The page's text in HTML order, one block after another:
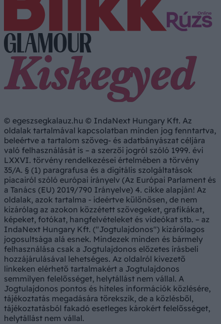
© egeszsegkalauz.hu © IndaNext Hungary Kft. Az
oldalak tartalmával kapcsolatban minden jog fenntartva,
beleértve a tartalom szöveg- és adatbányászat céljára
való felhasználását is – a szerzői jogról szóló 1999. évi
LXXVI. törvény rendelkezései értelmében a törvény
35/A. § (1) paragrafusa és a digitális szolgáltatások
piacairól szóló európai irányelv (Az Európai Parlament és
a Tanács (EU) 2019/790 Irányelve) 4. cikke alapján! Az
oldalak, azok tartalma - ideértve különösen, de nem
kizárólag az azokon közzétett szövegeket, grafikákat,
képeket, fotókat, hangfelvételeket és videókat stb. – az
IndaNext Hungary Kft. ("Jogtulajdonos") kizárólagos
jogosultsága alá esnek. Mindezek minden és bármely
felhasználása csak a Jogtulajdonos előzetes írásbeli
hozzájárulásával lehetséges. Az oldalról kivezető
linkeken elérhető tartalmakért a Jogtulajdonos
semmilyen felelősséget, helytállást nem vállal. A
Jogtulajdonos pontos és hiteles információk közlésére,
tájékoztatás megadására törekszik, de a közlésből,
tájékoztatásból fakadó esetleges károkért felelősséget,
helytállást nem vállal.